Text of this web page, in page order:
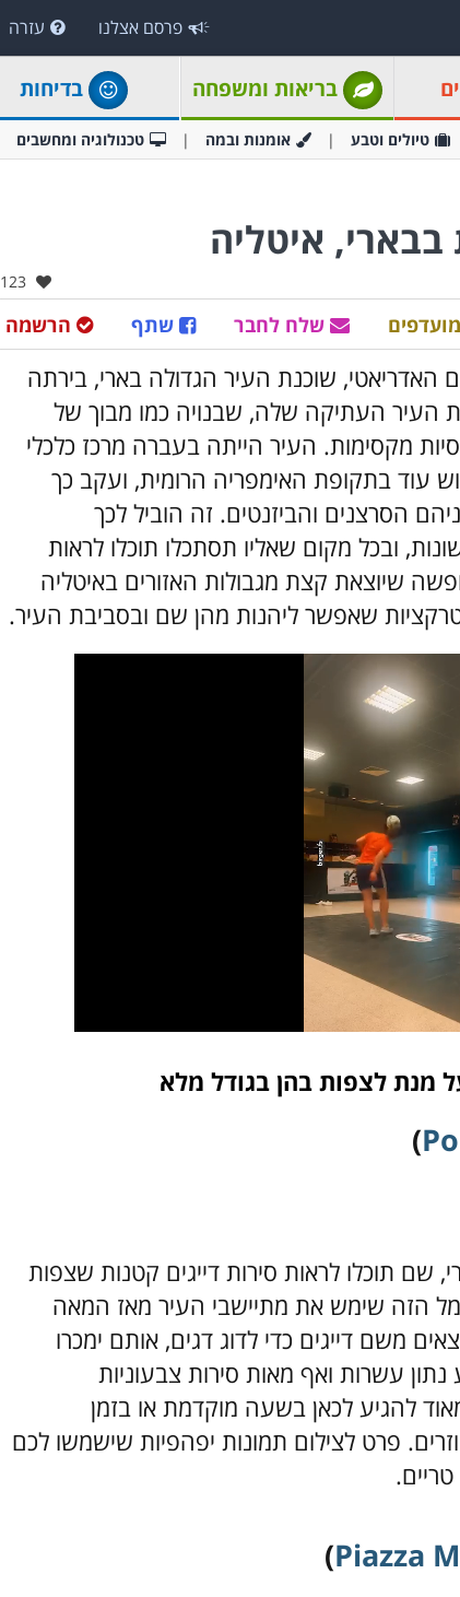
פרסם אצלנו עזרה
בריאות ומשפחה בדיחות
טיולים וטבע אומנות ובמה טכנולוגיה ומחשבים
אהבו:
123
הרשמה שתף שלח לחבר
האדריאטי, שוכנת העיר הגדולה בארי, בירתה
העיר העתיקה שלה, שבנויה כמו מבוך של
מקסימות. העיר הייתה בעברה מרכז כלכלי
עוד בתקופת האימפריה הרומית, ועקב כך
הסרצנים והביזנטים. זה הוביל לכך
ובכל מקום שאליו תסתכלו תוכלו לראות
שיוצאת קצת מגבולות האזורים באיטליה
מנת לצפות בהן בגודל מלא
)
שם תוכלו לראות סירות דייגים קטנות שצפות
הזה שימש את מתיישבי העיר מאז המאה
משם דייגים כדי לדוג דגים, אותם ימכרו
עשרות ואף מאות סירות צבעוניות
להגיע לכאן בשעה מוקדמת או בזמן
פרט לצילום תמונות יפהפיות שישמשו לכם
Piazza
)